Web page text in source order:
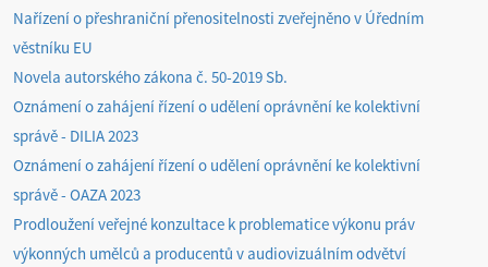
Nařízení o přeshraniční přenositelnosti zveřejněno v Úředním
věstníku EU
Novela autorského zákona č. 50-2019 Sb.
Oznámení o zahájení řízení o udělení oprávnění ke kolektivní
správě - DILIA 2023
Oznámení o zahájení řízení o udělení oprávnění ke kolektivní
správě - OAZA 2023
Prodloužení veřejné konzultace k problematice výkonu práv
výkonných umělců a producentů v audiovizuálním odvětví